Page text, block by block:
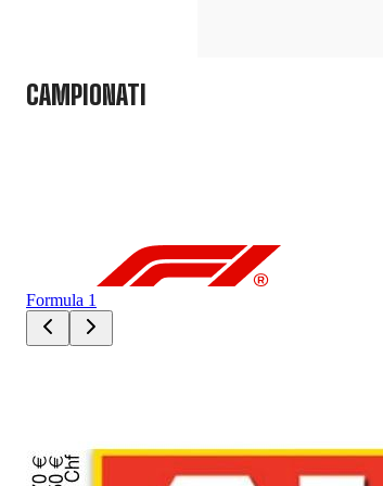
CAMPIONATI
Formula 1